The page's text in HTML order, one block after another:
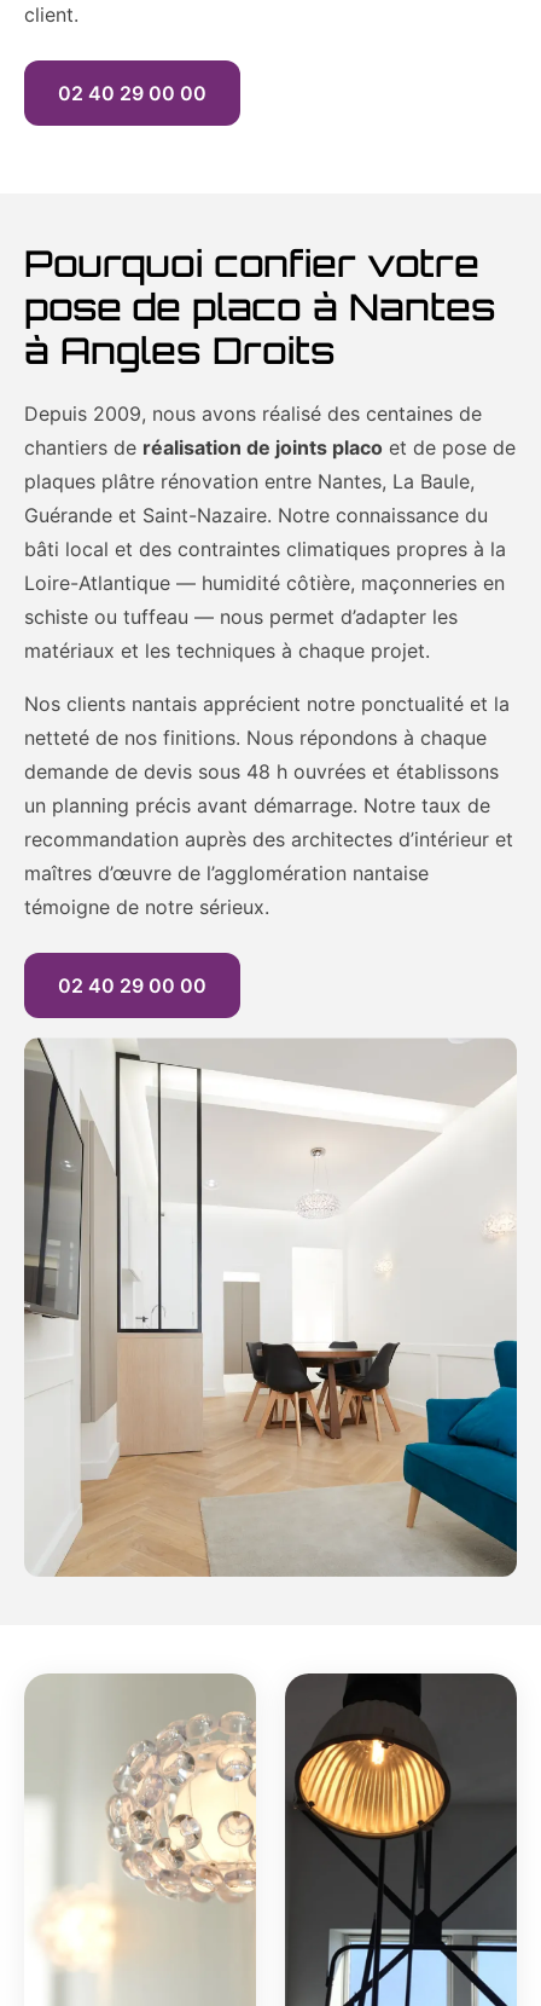
client.
02 40 29 00 00
Pourquoi confier votre
pose de placo à Nantes
à Angles Droits
Depuis 2009, nous avons réalisé des centaines de
chantiers de réalisation de joints placo et de pose de
plaques plâtre rénovation entre Nantes, La Baule,
Guérande et Saint-Nazaire. Notre connaissance du
bâti local et des contraintes climatiques propres à la
Loire-Atlantique — humidité côtière, maçonneries en
schiste ou tuffeau — nous permet d’adapter les
matériaux et les techniques à chaque projet.
Nos clients nantais apprécient notre ponctualité et la
netteté de nos finitions. Nous répondons à chaque
demande de devis sous 48 h ouvrées et établissons
un planning précis avant démarrage. Notre taux de
recommandation auprès des architectes d’intérieur et
maîtres d’œuvre de l’agglomération nantaise
témoigne de notre sérieux.
02 40 29 00 00